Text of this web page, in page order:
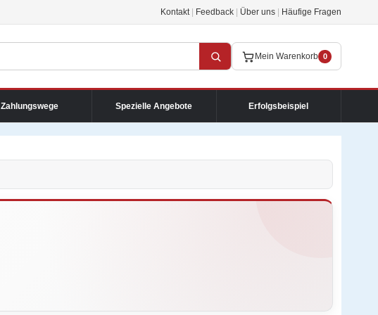
Kontakt Feedback Über uns Häufige Fragen
Mein Warenkorb 0
Zahlungswege Spezielle Angebote Erfolgsbeispiel